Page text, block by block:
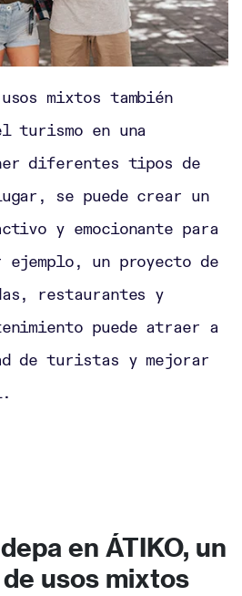
mixtos también
turismo en una
diferentes tipos de
se puede crear un
y emocionante para
un proyecto de
restaurantes y
puede atraer a
de turistas y mejorar
en ÁTIKO, un
usos mixtos